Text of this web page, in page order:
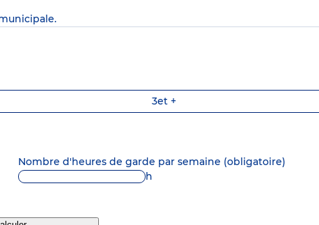
3et +
Nombre d'heures de garde par semaine (obligatoire)
h